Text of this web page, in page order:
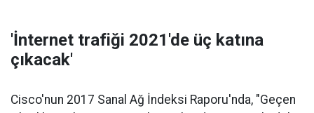
'İnternet trafiği 2021'de üç katına
çıkacak'
Cisco'nun 2017 Sanal Ağ İndeksi Raporu'nda, "Geçen